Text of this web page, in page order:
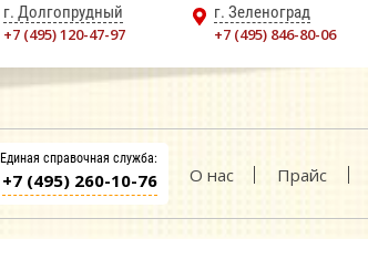
г. Долгопрудный
+7 (495) 120-47-97
г. Зеленоград
+7 (495) 846-80-06
Единая справочная служба:
+7 (495) 260-10-76 О нас Прайс